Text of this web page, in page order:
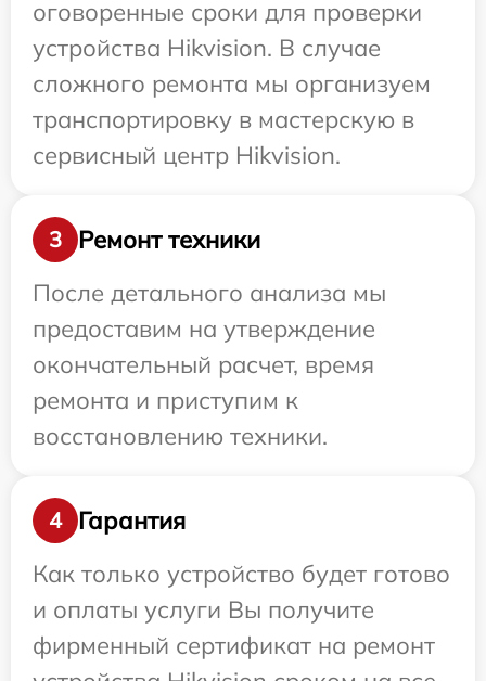
оговоренные сроки для проверки
устройства Hikvision. В случае
сложного ремонта мы организуем
транспортировку в мастерскую в
сервисный центр Hikvision.
3
Ремонт техники
После детального анализа мы
предоставим на утверждение
окончательный расчет, время
ремонта и приступим к
восстановлению техники.
4
Гарантия
Как только устройство будет готово
и оплаты услуги Вы получите
фирменный сертификат на ремонт